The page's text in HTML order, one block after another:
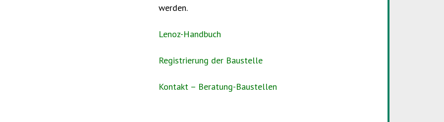
werden.
Lenoz-Handbuch
Registrierung der Baustelle
Kontakt – Beratung-Baustellen